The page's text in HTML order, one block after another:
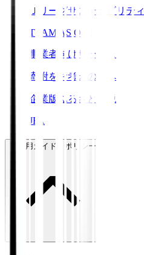
Ｊリーグサステナビリティ
TEAM AS ONE
事業者向けサービス
寄附をお考えの方へ
企業版ふるさと納税
JFA
ご利用ガイド・ポリシー